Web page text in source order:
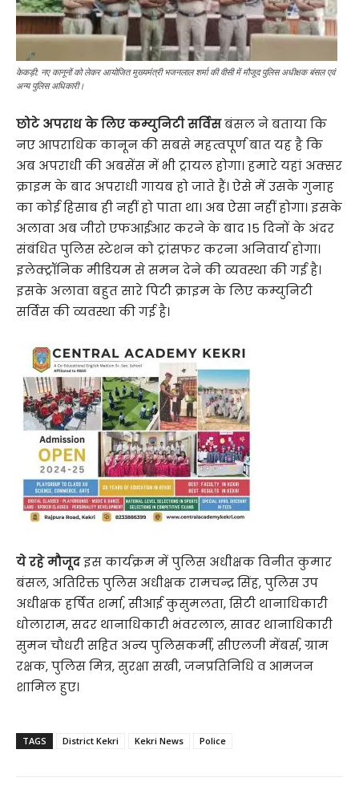
केकड़ी: नए कानूनों को लेकर आयोजित मुख्यमंत्री भजनलाल शर्मा की वीसी में मौजूद पुलिस अधीक्षक बंसल एवं
अन्य पुलिस अधिकारी।
छोटे अपराध के लिए कम्युनिटी सर्विसबंसल ने बताया कि
नए आपराधिक कानून की सबसे महत्वपूर्ण बात यह है कि
अब अपराधी की अबसेंस में भी ट्रायल होगा। हमारे यहां अक्सर
क्राइम के बाद अपराधी गायब हो जाते हैं। ऐसे में उसके गुनाह
का कोई हिसाब ही नहीं हो पाता था। अब ऐसा नहीं होगा। इसके
अलावा अब जीरो एफआईआर करने के बाद 15 दिनों के अंदर
संबंधित पुलिस स्टेशन को ट्रांसफर करना अनिवार्य होगा।
इलेक्ट्रॉनिक मीडियम से समन देने की व्यवस्था की गई है।
इसके अलावा बहुत सारे पिटी क्राइम के लिए कम्युनिटी
सर्विस की व्यवस्था की गई है।
ये रहे मौजूदइस कार्यक्रम में पुलिस अधीक्षक विनीत कुमार
बंसल, अतिरिक्त पुलिस अधीक्षक रामचन्द्र सिंह, पुलिस उप
अधीक्षक हर्षित शर्मा, ​सीआई कुसुमलता, सिटी थानाधिकारी
धोलाराम, सदर ​थानाधिकारी भंवरलाल, सावर थानाधिकारी
सुमन चौधरी सहित अन्य पुलिसकर्मी, सीएलजी मेंबर्स, ग्राम
रक्षक, पुलिस मित्र, सुरक्षा सखी, जनप्रतिनिधि व आमजन
शामिल हुए।
TAGS District Kekri Kekri News Police